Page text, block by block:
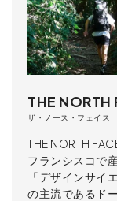
THE NORTH
ザ・ノース・フェイス
THE NORTH
フランシスコで
「デザインサイ
の主流であるド